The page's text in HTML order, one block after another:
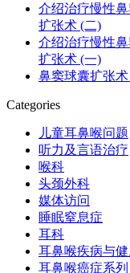
介绍治疗慢性
扩张术 (二)
介绍治疗慢性
扩张术 (一)
鼻窦球囊扩张
Categories
儿童耳鼻喉问题
听力及言语治疗
喉科
头颈外科
媒体访问
睡眠窒息症
耳科
耳鼻喉疾病与
耳鼻喉癌症系列